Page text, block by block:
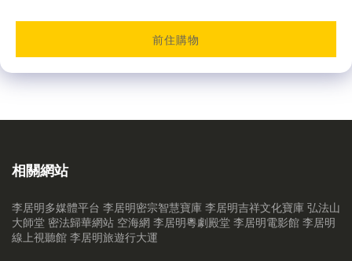
前住購物
相關網站
李居明多媒體平台 李居明密宗智慧寶庫 李居明吉祥文化寶庫 弘法山
大師堂 密法歸華網站 空海網 李居明粵劇殿堂 李居明電影館 李居明
線上視聽館 李居明旅遊行大運